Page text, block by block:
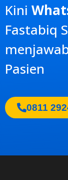
Kini
Fastabiq
Pasien
0811